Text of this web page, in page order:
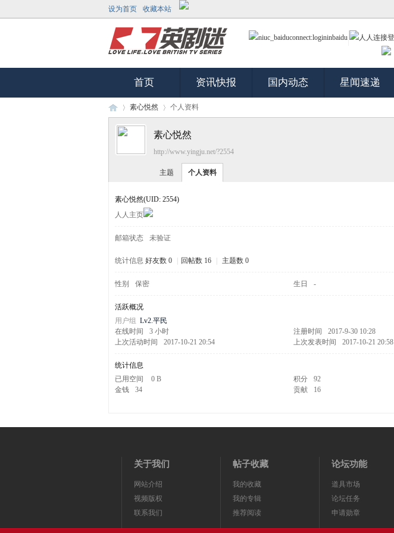
设为首页 收藏本站
首页 资讯快报 国内动态 星闻速递
素心悦然 个人资料
素心悦然
http://www.yingju.net/?2554
主题 个人资料
素心悦然(UID: 2554)
人人主页
邮箱状态 未验证
统计信息 好友数 0 回帖数 16 主题数 0
性别 保密 生日 -
活跃概况
用户组 Lv2.平民
在线时间
3 小时 注册时间 2017-9-30 10:28
上次活动时间
2017-10-21 20:54 上次发表时间 2017-10-21 20:58
统计信息
已用空间
0 B 积分 92
金钱
34 贡献 16
关于我们
网站介绍
视频版权
联系我们
帖子收藏
我的收藏
我的专辑
推荐阅读
论坛功能
道具市场
论坛任务
申请勋章